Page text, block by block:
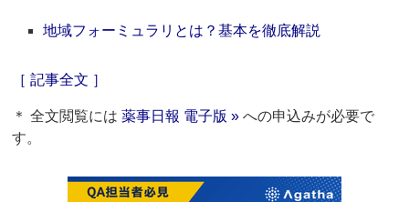
地域フォーミュラリとは？基本を徹底解説
［ 記事全文 ］
＊ 全文閲覧には薬事日報 電子版 » への申込みが必要で
す。